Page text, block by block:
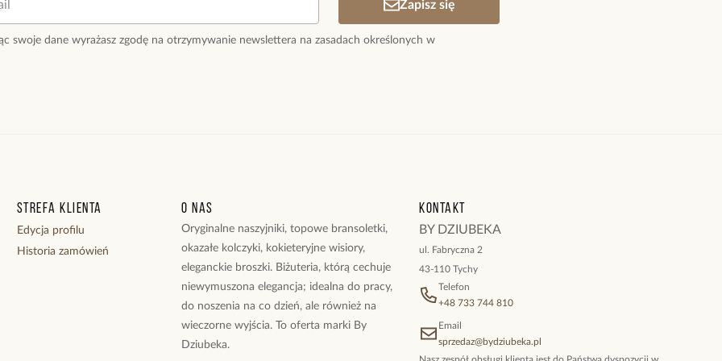
Bransoletka z motywem piłki to mały detal, który przypomina o pasji i
radości z gry.
Zapisz się
swoje dane wyrażasz zgodę na otrzymywanie newslettera na zasadach określonych w
Strefa klienta
Edycja profilu
Historia zamówień
O nas
Oryginalne naszyjniki, topowe bransoletki,
okazałe kolczyki, kokieteryjne wisiory,
eleganckie broszki. Biżuteria, którą cechuje
niewymuszona elegancja; idealna do pracy,
do noszenia na co dzień, ale również na
wieczorne wyjścia. To oferta marki By
Dziubeka.
Kontakt
BY DZIUBEKA
ul. Fabryczna 2
43-110 Tychy
Telefon
+48 733 744 810
Email
sprzedaz@bydziubeka.pl